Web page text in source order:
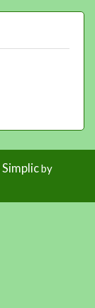
Simplicby